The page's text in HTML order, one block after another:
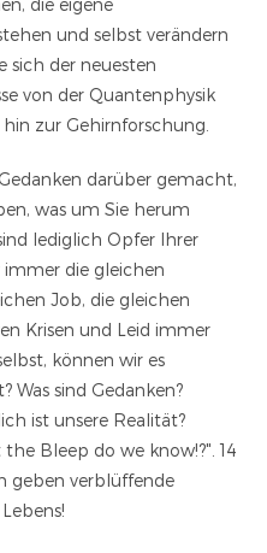
die eigene
und selbst verändern
sich der neuesten
von der Quantenphysik
zur Gehirnforschung.
darüber gemacht,
was um Sie herum
lediglich Opfer Ihrer
immer die gleichen
Job, die gleichen
Krisen und Leid immer
können wir es
Was sind Gedanken?
ist unsere Realität?
Bleep do we know!?". 14
geben verblüffende